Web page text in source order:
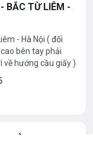
BẮC TỪ LIÊM -
- Hà Nội ( đối
bên tay phải
hướng cầu giấy )
BÀ TRƯNG -